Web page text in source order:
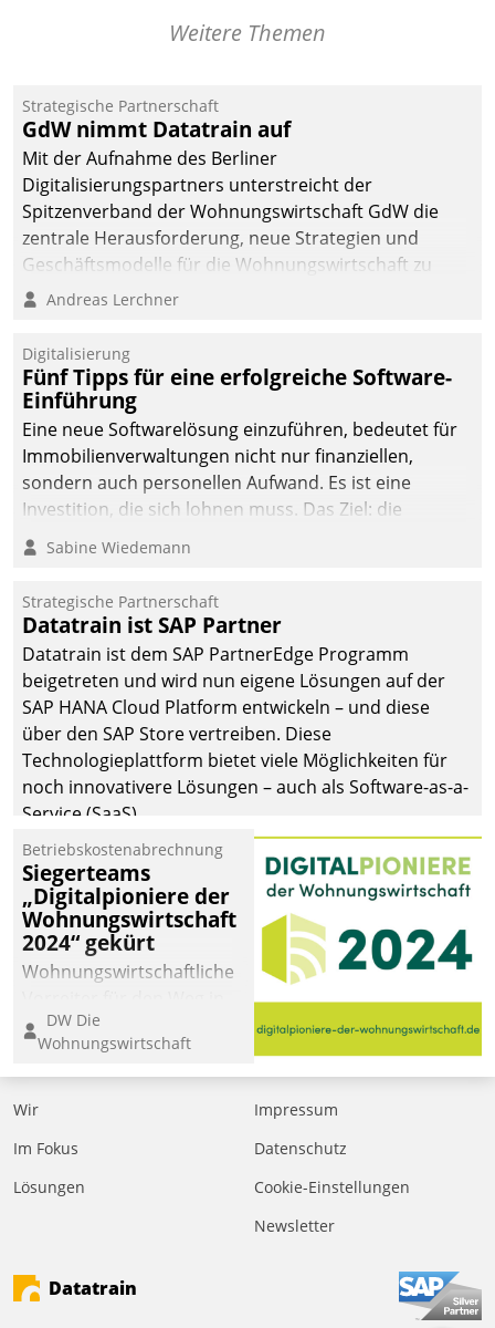
Weitere Themen
Strategische Partnerschaft
GdW nimmt Datatrain auf
Mit der Aufnahme des Berliner
Digitalisierungspartners unterstreicht der
Spitzenverband der Wohnungswirtschaft GdW die
zentrale Herausforderung, neue Strategien und
Geschäftsmodelle für die Wohnungswirtschaft zu
entwickeln.
Andreas Lerchner
Digitalisierung
Fünf Tipps für eine erfolgreiche Software-
Einführung
Eine neue Softwarelösung einzuführen, bedeutet für
Immobilienverwaltungen nicht nur finanziellen,
sondern auch personellen Aufwand. Es ist eine
Investition, die sich lohnen muss. Das Ziel: die
nachhaltige Optimierung der Geschäftsabläufe. Damit
dieses Ziel erreicht wird, sollten einige Grundregeln
Sabine Wiedemann
Strategische Partnerschaft
Datatrain ist SAP Partner
Datatrain ist dem SAP PartnerEdge Programm
beigetreten und wird nun eigene Lösungen auf der
SAP HANA Cloud Platform entwickeln – und diese
über den SAP Store vertreiben. Diese
Technologieplattform bietet viele Möglichkeiten für
noch innovativere Lösungen – auch als Software-as-a-
Service (SaaS).
Betriebskostenabrechnung
Siegerteams
„Digitalpioniere der
Wohnungswirtschaft
2024“ gekürt
Wohnungswirtschaftliche
eine digitale Zukunft zu
finden, ist das Ziel des
Awards „Digitalpioniere
der
Bewerben können sich
dafür ein Team
DW Die
Wohnungswirtschaft
Wir
Im Fokus
Lösungen
Impressum
Datenschutz
Cookie-Einstellungen
Newsletter
Datatrain